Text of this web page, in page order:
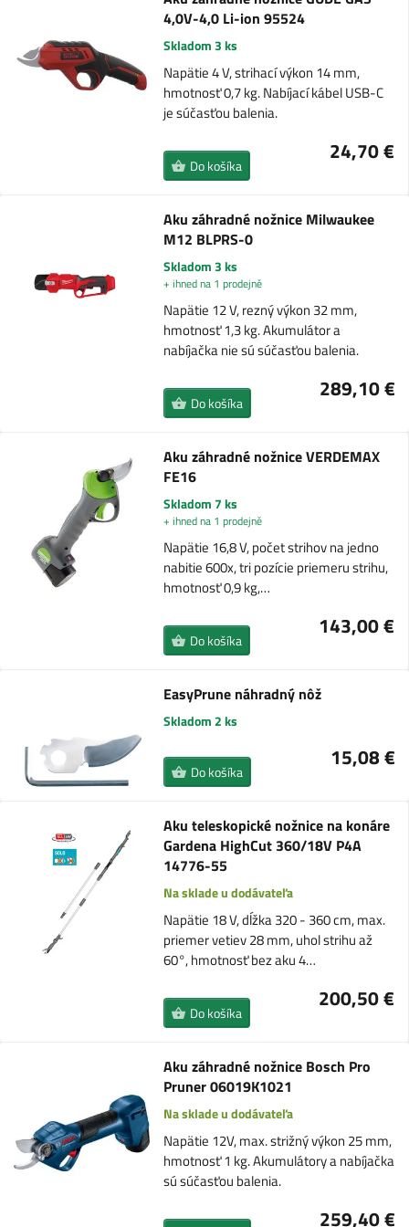
4,0V-4,0 Li-ion 95524
Skladom 3 ks
Napätie 4 V, strihací výkon 14 mm,
hmotnosť 0,7 kg. Nabíjací kábel USB-C
je súčasťou balenia.
24,70 €
Do košíka
Aku záhradné nožnice Milwaukee
M12 BLPRS-0
Skladom 3 ks
+ ihned na 1 prodejně
Napätie 12 V, rezný výkon 32 mm,
hmotnosť 1,3 kg. Akumulátor a
nabíjačka nie sú súčasťou balenia.
289,10 €
Do košíka
Aku záhradné nožnice VERDEMAX
FE16
Skladom 7 ks
+ ihned na 1 prodejně
Napätie 16,8 V, počet strihov na jedno
nabitie 600x, tri pozície priemeru strihu,
hmotnosť 0,9 kg,…
143,00 €
Do košíka
EasyPrune náhradný nôž
Skladom 2 ks
15,08 €
Do košíka
Aku teleskopické nožnice na konáre
Gardena HighCut 360/18V P4A
14776-55
Na sklade u dodávateľa
Napätie 18 V, dĺžka 320 - 360 cm, max.
priemer vetiev 28 mm, uhol strihu až
60°, hmotnosť bez aku 4…
200,50 €
Do košíka
Aku záhradné nožnice Bosch Pro
Pruner 06019K1021
Na sklade u dodávateľa
Napätie 12V, max. strižný výkon 25 mm,
hmotnosť 1 kg. Akumulátory a nabíjačka
sú súčasťou balenia.
259,40 €